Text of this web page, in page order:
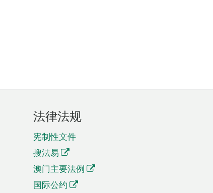
法律法规
宪制性文件
搜法易
澳门主要法例
国际公约